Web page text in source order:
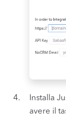
Installa
avere il